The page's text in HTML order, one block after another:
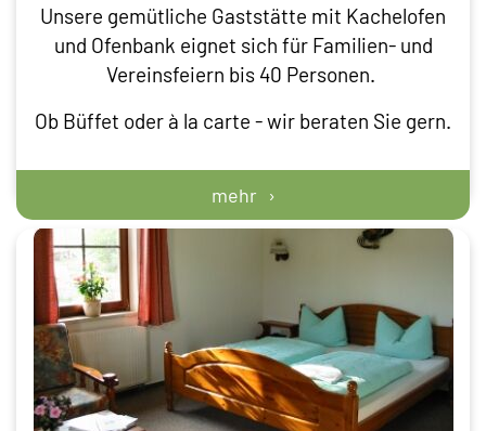
Unsere gemütliche Gaststätte mit Kachelofen
und Ofenbank eignet sich für Familien- und
Vereinsfeiern bis 40 Personen.
Ob Büffet oder à la carte - wir beraten Sie gern.
mehr